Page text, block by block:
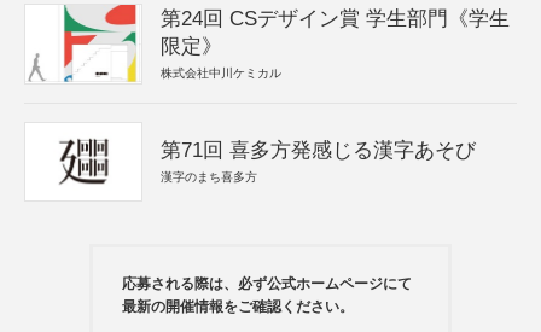
第24回 CSデザイン賞 学生部門《学生
限定》
株式会社中川ケミカル
第71回 喜多方発感じる漢字あそび
漢字のまち喜多方
応募される際は、必ず公式ホームページにて
最新の開催情報をご確認ください。